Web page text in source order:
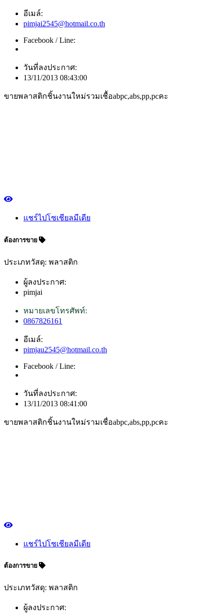
อีเมล์:
pimjai2545@hotmail.co.th
Facebook / Line:
วันที่ลงประกาศ:
13/11/2013 08:43:00
ขายพลาสติกชิ้นงานใหม่รวมเชื้อabpc,abs,pp,pcคะ
แชร์ไปโซเชียลมีเดีย
ต้องการขาย
ประเภทวัสดุ: พลาสติก
ผู้ลงประกาศ:
pimjai
หมายเลขโทรศัพท์:
0867826161
อีเมล์:
pimjau2545@hotmail.co.th
Facebook / Line:
วันที่ลงประกาศ:
13/11/2013 08:41:00
ขายพลาสติกชิ้นงานใหม่รามเชื่อabpc,abs,pp,pcคะ
แชร์ไปโซเชียลมีเดีย
ต้องการขาย
ประเภทวัสดุ: พลาสติก
ผู้ลงประกาศ: